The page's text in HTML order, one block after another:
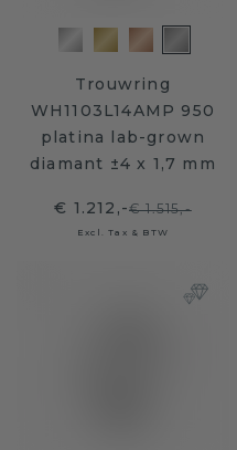
Trouwring
WH1103L14AMP 950
platina lab-grown
diamant ±4 x 1,7 mm
€ 1.212,-€ 1.515,-
Excl. Tax & BTW